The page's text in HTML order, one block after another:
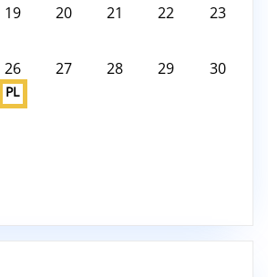
19 20 21 22 23
26
PL
27 28 29 30